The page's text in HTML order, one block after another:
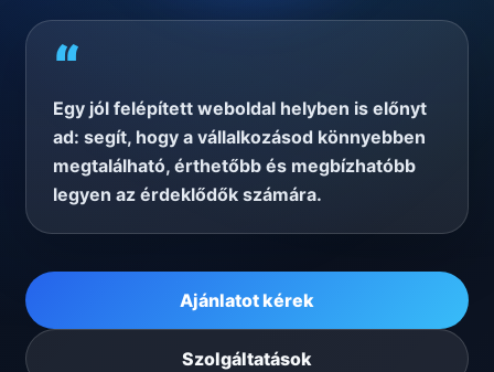
“
Egy jól felépített weboldal helyben is előnyt
ad: segít, hogy a vállalkozásod könnyebben
megtalálható, érthetőbb és megbízhatóbb
legyen az érdeklődők számára.
Ajánlatot kérek
Szolgáltatások